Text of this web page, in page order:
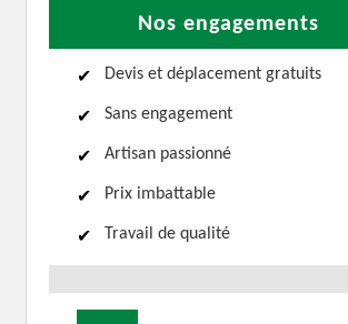
Nos engagements
Devis et déplacement gratuits
Sans engagement
Artisan passionné
Prix imbattable
Travail de qualité